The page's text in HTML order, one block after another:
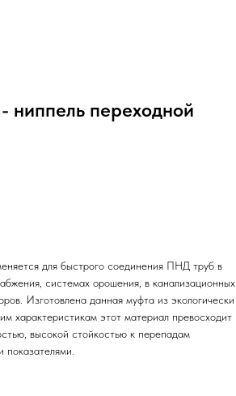
ниппель переходной
для быстрого соединения ПНД труб в
системах орошения, в канализационных
Изготовлена данная муфта из экологически
характеристикам этот материал превосходит
высокой стойкостью к перепадам